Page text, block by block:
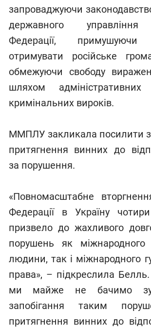
запроваджуючи
державного управління
Федерації, примушуючи
отримувати російське
обмежуючи свободу
шляхом
кримінальних вироків.
ММПЛУ закликала посилити
притягнення винних до
за порушення.
«Повномасштабне
Федерації в Україну
призвело до жахливого
порушень як
людини, так і міжнародного
права», – підкреслила
ми майже не бачимо
запобігання таким
притягнення винних до